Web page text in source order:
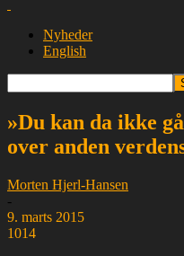
Nyheder
English
»Du kan da ikke
over anden
Morten Hjerl-Hansen
-
9. marts 2015
1014